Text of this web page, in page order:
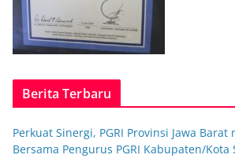
Berita Terbaru
Perkuat Sinergi, PGRI Provinsi Jawa Barat
Bersama Pengurus PGRI Kabupaten/Kota